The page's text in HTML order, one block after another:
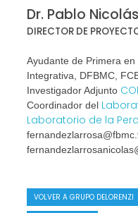
Dr. Pablo
DIRECTOR DE
Ayudante de Primera
Integrativa, DFBMC,
Investigador Adjunto
Coordinador del
Laboratorio de la
VOLVER A GRUPO DELORENZI